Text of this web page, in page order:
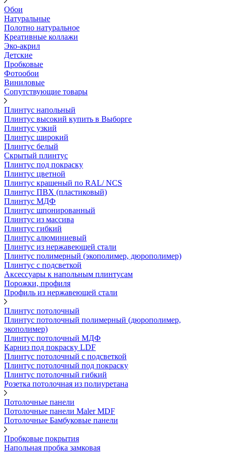
Обои
Натуральные
Полотно натуральное
Креативные коллажи
Эко-акрил
Детские
Пробковые
Фотообои
Виниловые
Сопутствующие товары
Плинтус напольный
Плинтус высокий купить в Выборге
Плинтус узкий
Плинтус широкий
Плинтус белый
Скрытый плинтус
Плинтус под покраску
Плинтус цветной
Плинтус крашеный по RAL/ NCS
Плинтус ПВХ (пластиковый)
Плинтус МДФ
Плинтус шпонированный
Плинтус из массива
Плинтус гибкий
Плинтус алюминиевый
Плинтус из нержавеющей стали
Плинтус полимерный (экополимер, дюрополимер)
Плинтус с подсветкой
Аксессуары к напольным плинтусам
Порожки, профиля
Профиль из нержавеющей стали
Плинтус потолочный
Плинтус потолочный полимерный (дюрополимер,
экополимер)
Плинтус потолочный МДФ
Карниз под покраску LDF
Плинтус потолочный с подсветкой
Плинтус потолочный под покраску
Плинтус потолочный гибкий
Розетка потолочная из полиуретана
Потолочные панели
Потолочные панели Maler MDF
Потолочные Бамбуковые панели
Пробковые покрытия
Напольная пробка замковая